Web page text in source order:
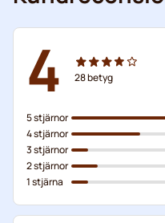
4 28betyg
5 stjärnor
4 stjärnor
3 stjärnor
2 stjärnor
1 stjärna